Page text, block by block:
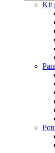
Kit